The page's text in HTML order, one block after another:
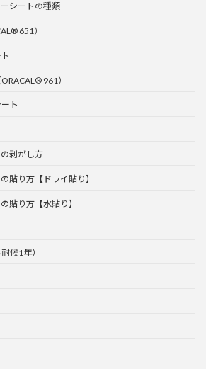
シートの種類
651）
961）
ト
剥がし方
貼り方【ドライ貼り】
貼り方【水貼り】
候1年）